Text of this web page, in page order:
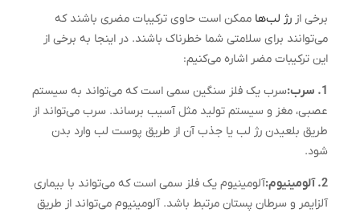
برخی از رژ لب‌ها ممکن است حاوی ترکیبات مضری باشند که
می‌توانند برای سلامتی شما خطرناک باشند. در اینجا به برخی از
این ترکیبات مضر اشاره می‌کنیم:
1. سرب:
سرب یک فلز سنگین سمی است که می‌تواند به سیستم
عصبی، مغز و سیستم تولید مثل آسیب برساند. سرب می‌تواند از
طریق بلعیدن رژ لب یا جذب آن از طریق پوست لب وارد بدن
شود.
2. آلومینیوم:
آلومینیوم یک فلز سمی است که می‌تواند با بیماری
آلزایمر و سرطان پستان مرتبط باشد. آلومینیوم می‌تواند از طریق